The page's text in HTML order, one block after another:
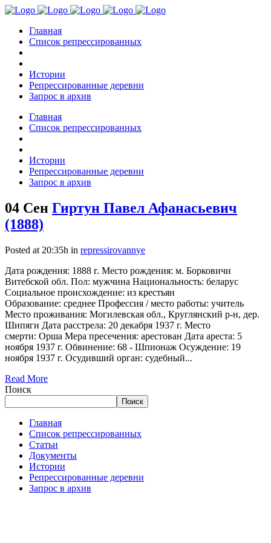
Главная
Список репрессированных
Истории
Репрессированные деревни
Запрос в архив
Главная
Список репрессированных
Истории
Репрессированные деревни
Запрос в архив
04 Сен Гиртун Павел Афанасьевич
(1888)
Posted at 20:35h in repressirovannye
Дата рождения: 1888 г. Место рождения: м. Борковичи
Витебской обл. Пол: мужчина Национальность: беларус
Социальное происхождение: из крестьян
Образование: среднее Профессия / место работы: учитель
Место проживания: Могилевская обл., Круглянский р-н, дер.
Шипяги Дата расстрела: 20 декабря 1937 г. Место
смерти: Орша Мера пресечения: арестован Дата ареста: 5
ноября 1937 г. Обвинение: 68 - Шпионаж Осуждение: 19
ноября 1937 г. Осудивший орган: судебный...
Read More
Поиск
Поиск
Главная
Список репрессированных
Статьи
Документы
Истории
Репрессированные деревни
Запрос в архив